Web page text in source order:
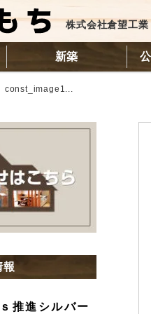
株式会社倉望工業
新築
const_image1...
報
推進シルバー